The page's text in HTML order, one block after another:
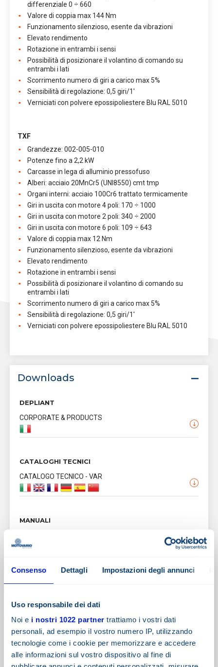
Consenso Dettagli Impostazioni degli annunci
Uso responsabile dei dati
Noi e i nostri 1022 partner trattiamo i vostri dati
personali, ad esempio il vostro numero IP, utilizzando
tecnologie come i cookie per memorizzare e accedere
alle informazioni sul vostro dispositivo al fine di
differenziale 0 ÷ 660
Valore di coppia max 144 Nm
Funzionamento silenzioso, esente da vibrazioni
Elevato rendimento
Rotazione in entrambi i sensi
Possibilità di posizionare il volantino di comando su
entrambi i lati
Scorrimento numero di giri a carico max 5%
Sensibilità di regolazione: 0,5 giri/1'
Verniciati con polvere epossipoliestere Blu RAL 5010
TXF
Grandezze: 002-005-010
Potenze fino a 2,2 kW
Carcasse in lega di alluminio pressofuso
Alberi: acciaio 20MnCr5 (UNI8550) cmt tmp
Organi interni: acciaio 100Cr6 trattato termicamente
Giri in uscita con motore 4 poli: 170 ÷ 1000
Giri in uscita con motore 2 poli: 340 ÷ 2000
Giri in uscita con motore 6 poli: 109 ÷ 643
Valore di coppia max 12 Nm
Funzionamento silenzioso, esente da vibrazioni
Elevato rendimento
Rotazione in entrambi i sensi
Possibilità di posizionare il volantino di comando su
entrambi i lati
Scorrimento numero di giri a carico max 5%
Sensibilità di regolazione: 0,5 giri/1'
Verniciati con polvere epossipoliestere Blu RAL 5010
Downloads
DEPLIANT
CORPORATE & PRODUCTS
CATALOGHI TECNICI
CATALOGO TECNICO - VAR
MANUALI
QL0208
Dichiarazione ATEX 2GD Riduttori VAR -
Dichiarazione ATEX 3GD Riduttori VAR - H - B -
TAVOLE RICAMBI